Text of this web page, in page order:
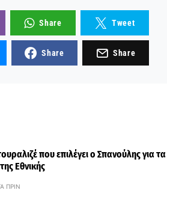
Share Tweet
Share Share
που επιλέγει ο Σπανούλης για τα
Εθνικής
ΠΡΙΝ